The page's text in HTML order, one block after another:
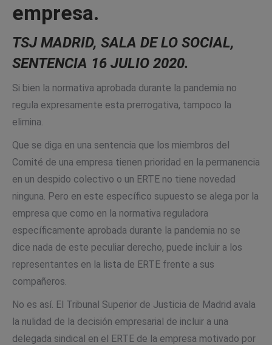
empresa.
TSJ MADRID, SALA DE LO SOCIAL,
SENTENCIA 16 JULIO 2020.
Si bien la normativa aprobada durante la pandemia no
regula expresamente esta prerrogativa, tampoco la
elimina.
Que se diga en una sentencia que los miembros del
Comité de una empresa tienen prioridad en la permanencia
en un despido colectivo o un ERTE no tiene novedad
ninguna. Pero en este específico supuesto se alega por la
empresa que como en la normativa reguladora
específicamente aprobada durante la pandemia no se
dice nada de este peculiar derecho, puede incluir a los
representantes en la lista de ERTE frente a sus
compañeros.
No es así. El Tribunal Superior de Justicia de Madrid avala
la nulidad de la decisión empresarial de incluir a una
delegada sindical en el ERTE de la empresa motivado por